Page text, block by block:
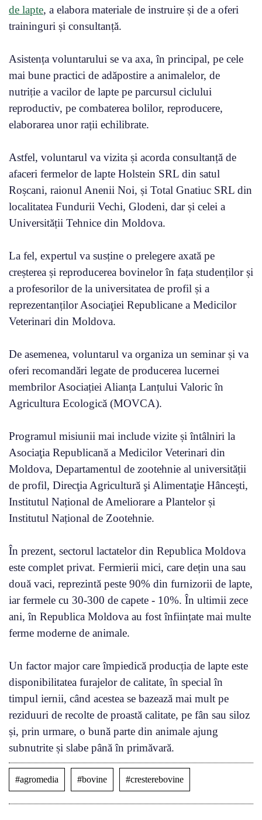
de lapte, a elabora materiale de instruire și de a oferi
traininguri și consultanță.
Asistența voluntarului se va axa, în principal, pe cele
mai bune practici de adăpostire a animalelor, de
nutriție a vacilor de lapte pe parcursul ciclului
reproductiv, pe combaterea bolilor, reproducere,
elaborarea unor rații echilibrate.
Astfel, voluntarul va vizita și acorda consultanță de
afaceri fermelor de lapte Holstein SRL din satul
Roșcani, raionul Anenii Noi, și Total Gnatiuc SRL din
localitatea Fundurii Vechi, Glodeni, dar și celei a
Universității Tehnice din Moldova.
La fel, expertul va susține o prelegere axată pe
creșterea și reproducerea bovinelor în fața studenților și
a profesorilor de la universitatea de profil și a
reprezentanților Asociaţiei Republicane a Medicilor
Veterinari din Moldova.
De asemenea, voluntarul va organiza un seminar și va
oferi recomandări legate de producerea lucernei
membrilor Asociației Alianța Lanțului Valoric în
Agricultura Ecologică (MOVCA).
Programul misiunii mai include vizite și întâlniri la
Asociaţia Republicană a Medicilor Veterinari din
Moldova, Departamentul de zootehnie al universității
de profil, Direcţia Agricultură şi Alimentaţie Hânceşti,
Institutul Național de Ameliorare a Plantelor și
Institutul Național de Zootehnie.
În prezent, sectorul lactatelor din Republica Moldova
este complet privat. Fermierii mici, care dețin una sau
două vaci, reprezintă peste 90% din furnizorii de lapte,
iar fermele cu 30-300 de capete - 10%. În ultimii zece
ani, în Republica Moldova au fost înființate mai multe
ferme moderne de animale.
Un factor major care împiedică producția de lapte este
disponibilitatea furajelor de calitate, în special în
timpul iernii, când acestea se bazează mai mult pe
reziduuri de recolte de proastă calitate, pe fân sau siloz
și, prin urmare, o bună parte din animale ajung
subnutrite și slabe până în primăvară.
#agromedia #bovine #cresterebovine